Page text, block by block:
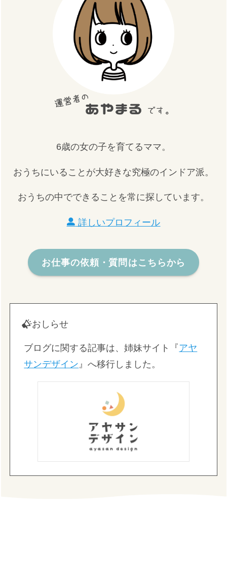
6歳の女の子を育てるママ。
おうちにいることが大好きな究極のインドア派。
おうちの中でできることを常に探しています。
詳しいプロフィール
お仕事の依頼・質問はこちらから
おしらせ
ブログに関する記事は、姉妹サイト『アヤ
サンデザイン 』へ移行しました。